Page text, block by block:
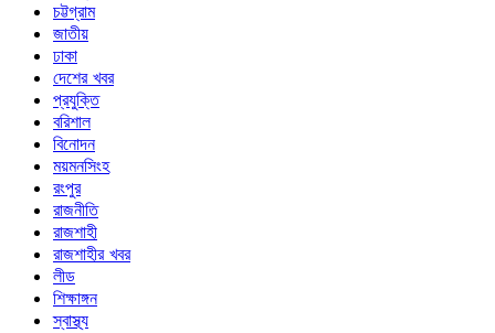
চট্টগ্রাম
জাতীয়
ঢাকা
দেশের খবর
প্রযুক্তি
বরিশাল
বিনোদন
ময়মনসিংহ
রংপুর
রাজনীতি
রাজশাহী
রাজশাহীর খবর
লীড
শিক্ষাঙ্গন
স্বাস্থ্য